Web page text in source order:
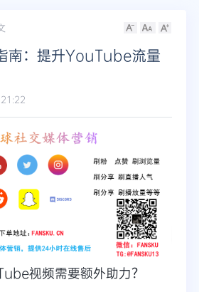
南：提升YouTube流量
视频需要额外助力？